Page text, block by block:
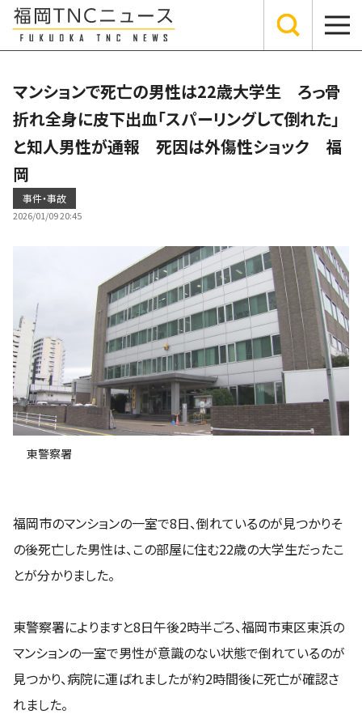
マンションで死亡の男性は22歳大学生 ろっ骨
折れ全身に皮下出血「スパーリングして倒れた」
と知人男性が通報 死因は外傷性ショック 福
岡
事件・事故
2026/01/09 20:45
東警察署
福岡市のマンションの一室で8日、倒れているのが見つかりそ
の後死亡した男性は、この部屋に住む22歳の大学生だったこ
とが分かりました。
東警察署によりますと8日午後2時半ごろ、福岡市東区東浜の
マンションの一室で男性が意識のない状態で倒れているのが
見つかり、病院に運ばれましたが約2時間後に死亡が確認さ
れました。